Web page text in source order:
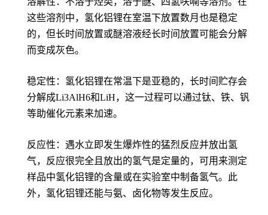
这些溶剂中，氢化铝锂在室温下放置数月也是稳定
的，但长时间放置或醚溶液经长时间放置可能会分解
而变成灰色。
稳定性：氢化铝锂在常温下是亚稳的，长时间贮存会
分解成Li3AlH6和LiH，这一过程可以通过钛、铁、钒
等助催化元素来加速。
反应性：遇水立即发生爆炸性的猛烈反应并放出氢
气，反应很完全且放出的氢气是定量的，可用来测定
样品中氢化铝锂的含量或在实验室中制备氢气。此
外，氢化铝锂还能与氨、卤化物等发生反应。